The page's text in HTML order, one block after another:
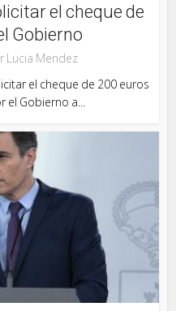
el cheque de
Gobierno
Lucia Mendez
el cheque de 200 euros
Gobierno a...